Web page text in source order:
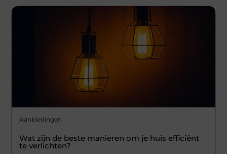
Aanbiedingen
Wat zijn de beste manieren om je huis efficiënt
te verlichten?